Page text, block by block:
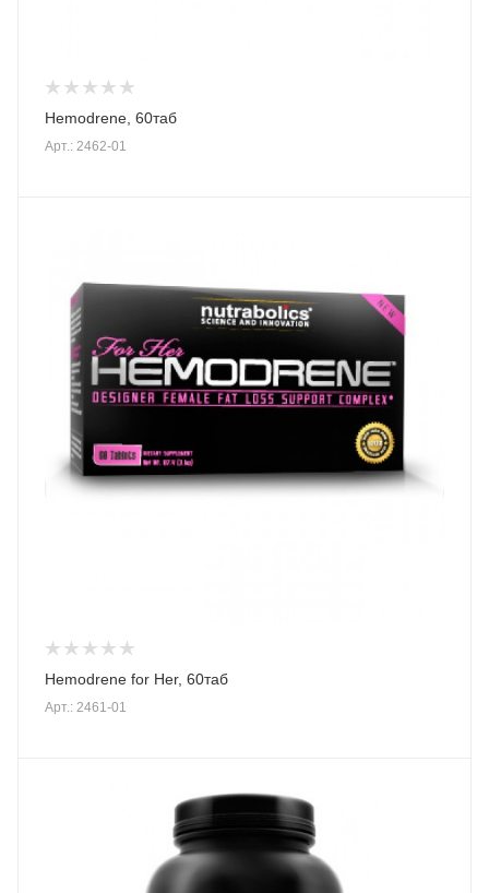
Hemodrene, 60таб
Арт.: 2462-01
Hemodrene for Her, 60таб
Арт.: 2461-01